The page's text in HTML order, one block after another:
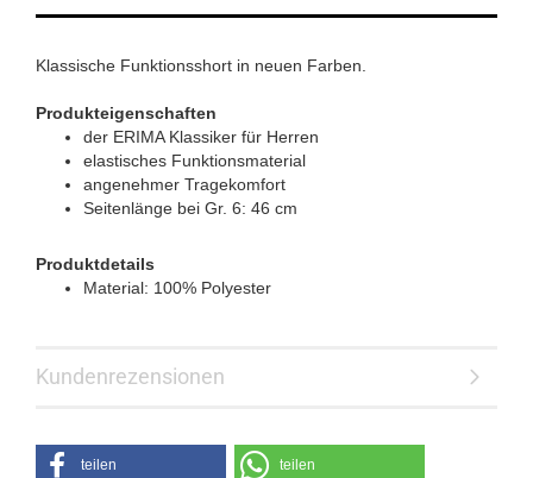
Klassische Funktionsshort in neuen Farben.
Produkteigenschaften
der ERIMA Klassiker für Herren
elastisches Funktionsmaterial
angenehmer Tragekomfort
Seitenlänge bei Gr. 6: 46 cm
Produktdetails
Material: 100% Polyester
Kundenrezensionen
teilen teilen